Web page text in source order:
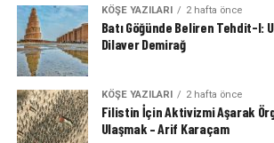
KÖŞE YAZILARI 2 hafta önce
Batı Göğünde Beliren Tehdit-I:
Dilaver Demirağ
KÖŞE YAZILARI 2 hafta önce
Filistin İçin Aktivizmi Aşarak
Ulaşmak – Arif Karaçam